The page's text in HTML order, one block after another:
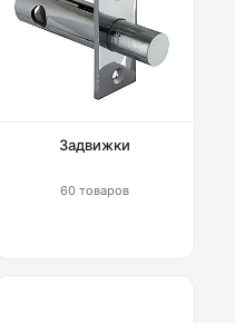
Задвижки
60 товаров